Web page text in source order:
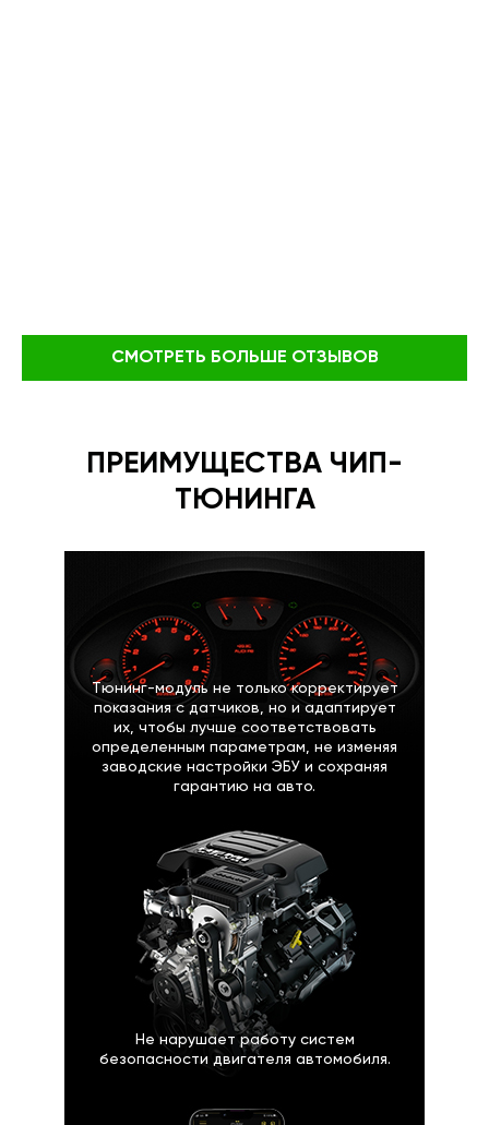
СМОТРЕТЬ БОЛЬШЕ ОТЗЫВОВ
ПРЕИМУЩЕСТВА ЧИП-
ТЮНИНГА
Тюнинг-модуль не только корректирует
показания с датчиков, но и адаптирует
их, чтобы лучше соответствовать
определенным параметрам, не изменяя
заводские настройки ЭБУ и сохраняя
гарантию на авто.
Не нарушает работу систем
безопасности двигателя автомобиля.